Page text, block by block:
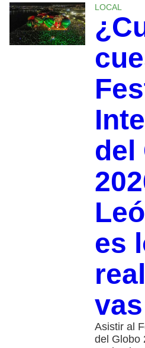
LOCAL
del
es
Asistir al
del Globo